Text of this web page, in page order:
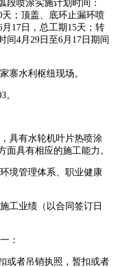
段喷涂实施计划时间：
天；顶盖、底环止漏环喷
17日，总工期15天；转
间4月29日至6月17日期间
寨水利枢纽现场。
。
具有水轮机叶片热喷涂
面具有相应的施工能力。
境管理体系、职业健康
工业绩（以合同签订日
：
或者吊销执照，暂扣或者